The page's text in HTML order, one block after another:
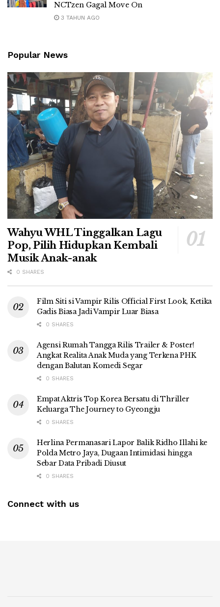
NCTzen Gagal Move On
3 TAHUN AGO
Popular News
Wahyu WHL Tinggalkan Lagu
Pop, Pilih Hidupkan Kembali
Musik Anak-anak
0 SHARES
Film Siti si Vampir Rilis Official First Look, Ketika
Gadis Biasa Jadi Vampir Luar Biasa
0 SHARES
Agensi Rumah Tangga Rilis Trailer & Poster!
Angkat Realita Anak Muda yang Terkena PHK
dengan Balutan Komedi Segar
0 SHARES
Empat Aktris Top Korea Bersatu di Thriller
Keluarga The Journey to Gyeongju
0 SHARES
Herlina Permanasari Lapor Balik Ridho Illahi ke
Polda Metro Jaya, Dugaan Intimidasi hingga
Sebar Data Pribadi Diusut
0 SHARES
Connect with us